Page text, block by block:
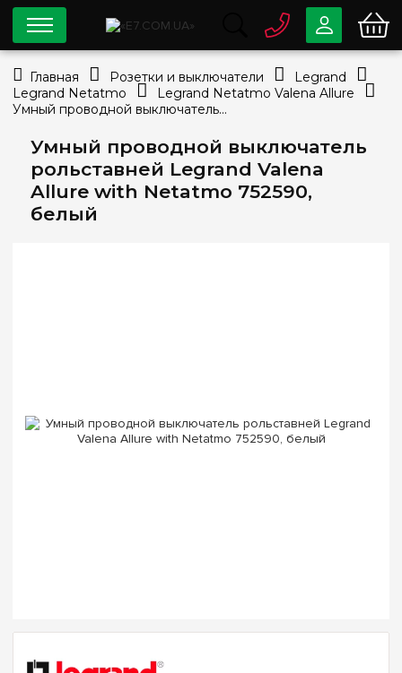
Умный проводной выключатель
рольставней Legrand Valena
Allure with Netatmo 752590,
белый
0 80033-63-07
info@e7.com.ua
Viber Telegram
Главная Розетки и выключатели
Legrand
Legrand Netatmo
Legrand Netatmo Valena Allure
Умный проводной выключатель рольставней Legrand Valena Allure with Netatmo 752590, белый